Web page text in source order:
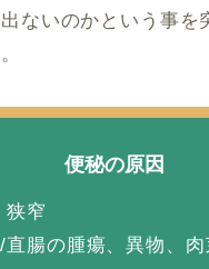
ないのかという事を
便秘の原因
狭窄
の腫瘍、異物、肉